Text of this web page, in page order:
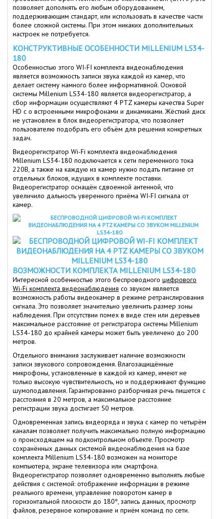
позволяет дополнять его любым оборудованием,
поддерживающим стандарт, или использовать в качестве части
более сложной системы. При этом никаких дополнительных
настроек не потребуется.
КОНСТРУКТИВНЫЕ ОСОБЕННОСТИ MILLENIUM LS34-
180
Особенностью этого WI-FI комплекта видеонаблюдения
является возможность записи звука каждой из камер, что
делает систему намного более информативной. Основой
системы Millenium LS34-180 является видеорегистратор, а
сбор информации осуществляют 4 PTZ камеры качества Super
HD с о встроенными микрофонами и динамиками. Жёсткий диск
не установлен в блок видеорегистратора, что позволяет
пользователю подобрать его объём для решения конкретных
задач.
Видеорегистратор Wi-Fi комплекта видеонаблюдения
Millenium LS34-180 подключается к сети переменного тока
220В, а также на каждую из камер нужно подать питание от
отдельных блоков, идущих в комплекте поставки.
Видеорегистратор оснащён сдвоенной антенной, что
увеличило дальность уверенного приёма WI-FI сигнала от
камер.
ВОЗМОЖНОСТИ КОМПЛЕКТА MILLENIUM LS34-180
Интересной особенностью этого беспроводного цифрового
Wi-Fi комплекта видеонаблюдения со звуком является
возможность работы видеокамер в режиме ретранслирования
сигнала. Это позволяет значительно увеличить размер зоны
наблюдения. При отсутствии помех в виде стен или деревьев
максимальное расстояние от регистратора системы Millenium
LS34-180 до крайней камеры может быть увеличено до 200
метров.
Отдельного внимания заслуживает наличие возможности
записи звукового сопровождения. Влагозащищённые
микрофоны, установленные в каждой из камер, имеют не
только высокую чувствительность, но и поддерживают функцию
шумоподавления. Гарантированно разборчивая речь пишется с
расстояния в 20 метров, а максимальное расстояние
регистрации звука достигает 50 метров.
Одновременная запись видеоряда и звука с камер по четырём
каналам позволяет получить максимально полную информацию
о происходящем на подконтрольном объекте. Просмотр
сохранённых данных системой видеонаблюдения на базе
комплекта Millenium LS34-180 возможен на мониторе
компьютера, экране телевизора или смартфона.
Видеорегистратор позволяет одновременно выполнять любые
действия с системой: отображение информации в режиме
реального времени, управление поворотом камер в
горизонтальной плоскости до 180º, запись данных, просмотр
файлов, резервное копирование и приём команд по сети.